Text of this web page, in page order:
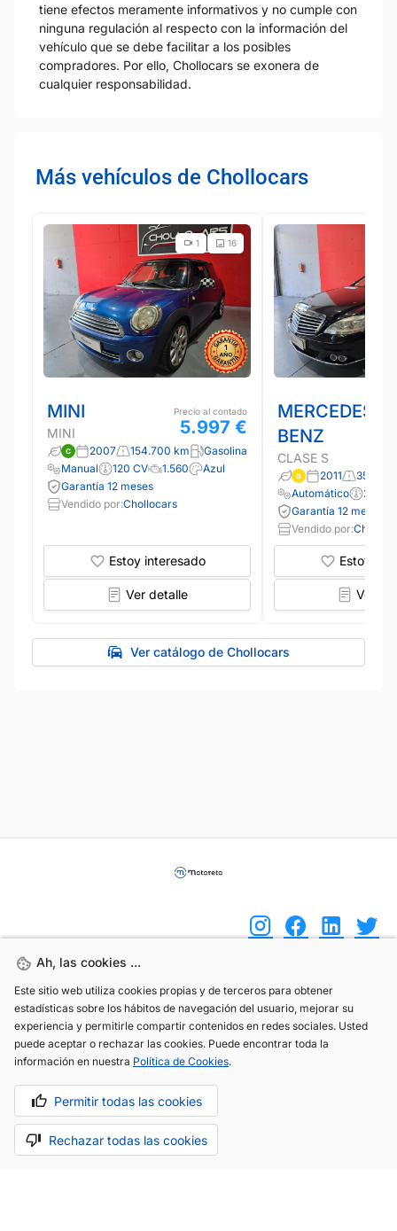
tiene efectos meramente informativos y no cumple con
ninguna regulación al respecto con la información del
vehículo que se debe facilitar a los posibles
compradores. Por ello, Chollocars se exonera de
cualquier responsabilidad.
Más vehículos de Chollocars
16
1
MINI
MINI
Precio al contado
5.997 €
2007 154.700 km
Gasolina
Manual
120 CV 1.560
Azul
Garantía 12 meses
Vendido por:Chollocars
Estoy interesado
Ver detalle
MERCEDES-
BENZ
CLASE S
2011
Automático
258
Garantía 12 meses
Vendido por:
Estoy
Ver
Ver catálogo de Chollocars
Ah, las cookies ...
Este sitio web utiliza cookies propias y de terceros para obtener
estadísticas sobre los hábitos de navegación del usuario, mejorar su
experiencia y permitirle compartir contenidos en redes sociales. Usted
puede aceptar o rechazar las cookies. Puede encontrar toda la
información en nuestra Política de Cookies.
Permitir todas las cookies
Rechazar todas las cookies
Ah, las cookies ...
Este sitio web utiliza cookies propias y de terceros para obtener
estadísticas sobre los hábitos de navegación del usuario, mejorar su
experiencia y permitirle compartir contenidos en redes sociales. Usted
puede aceptar o rechazar las cookies. Puede encontrar toda la
información en nuestra Política de Cookies.
Permitir todas las cookies
Rechazar todas las cookies
(+34) 744 408 070
info@motoreto.com
Aviso legal Política de cookies